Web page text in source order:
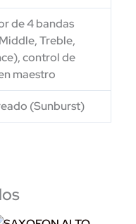
de 4 bandas
Treble,
control de
maestro
(Sunburst)